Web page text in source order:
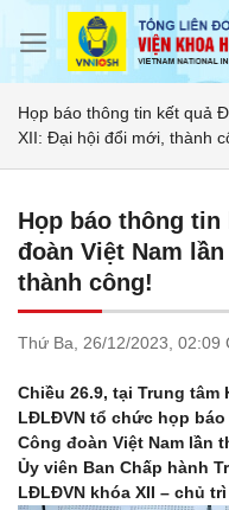
Họp báo thông tin kết quả
XII: Đại hội đổi mới, thành
Họp báo thông
đoàn Việt Nam
thành công!
Thứ Ba, 26/12/2023, 02:09
Chiều 26.9, tại Trung tâm
LĐLĐVN tổ chức họp
Công đoàn Việt Nam lần
Ủy viên Ban Chấp hành
LĐLĐVN khóa XII – chủ